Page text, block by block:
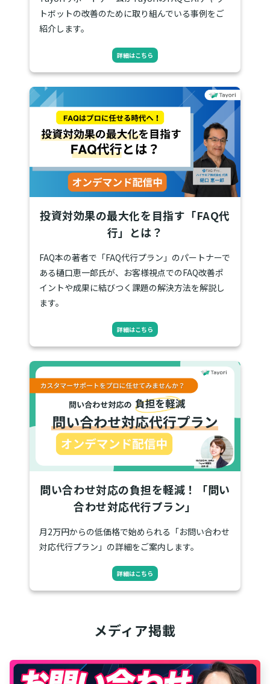
トボットの改善のために取り組んでいる事例をご
紹介します。
詳細はこちら
投資対効果の最大化を目指す「FAQ代
行」とは？
FAQ本の著者で「FAQ代行プラン」のパートナーで
ある樋口恵一郎氏が、お客様視点でのFAQ改善ポ
イントや成果に結びつく課題の解決方法を解説し
ます。
詳細はこちら
問い合わせ対応の負担を軽減！「問い
合わせ対応代行プラン」
月2万円からの低価格で始められる「お問い合わせ
対応代行プラン」の詳細をご案内します。
詳細はこちら
メディア掲載